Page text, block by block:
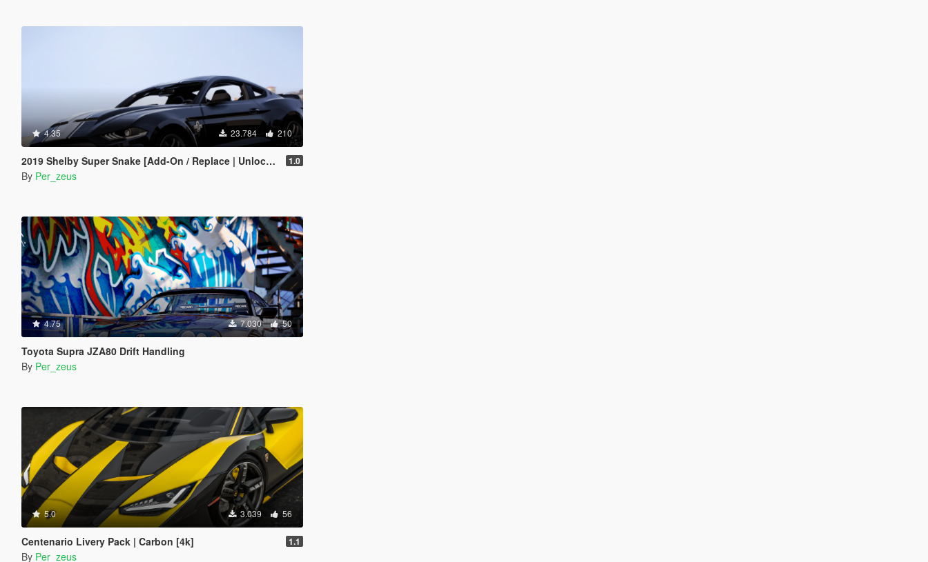
4.35 23.784 210
2019 Shelby Super Snake [Add-On / Replace | Unlocked] 1.0
By Per_zeus
4.75 7.030 50
Toyota Supra JZA80 Drift Handling
By Per_zeus
5.0 3.039 56
Centenario Livery Pack | Carbon [4k] 1.1
By Per_zeus